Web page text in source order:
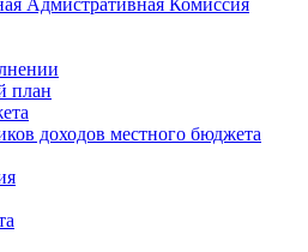
Адмистративная Комиссия
план
доходов местного бюджета